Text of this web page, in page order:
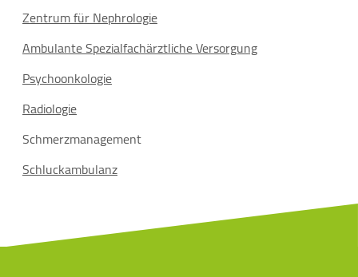
Zentrum für Nephrologie
Ambulante Spezialfachärztliche Versorgung
Psychoonkologie
Radiologie
Schmerzmanagement
Schluckambulanz